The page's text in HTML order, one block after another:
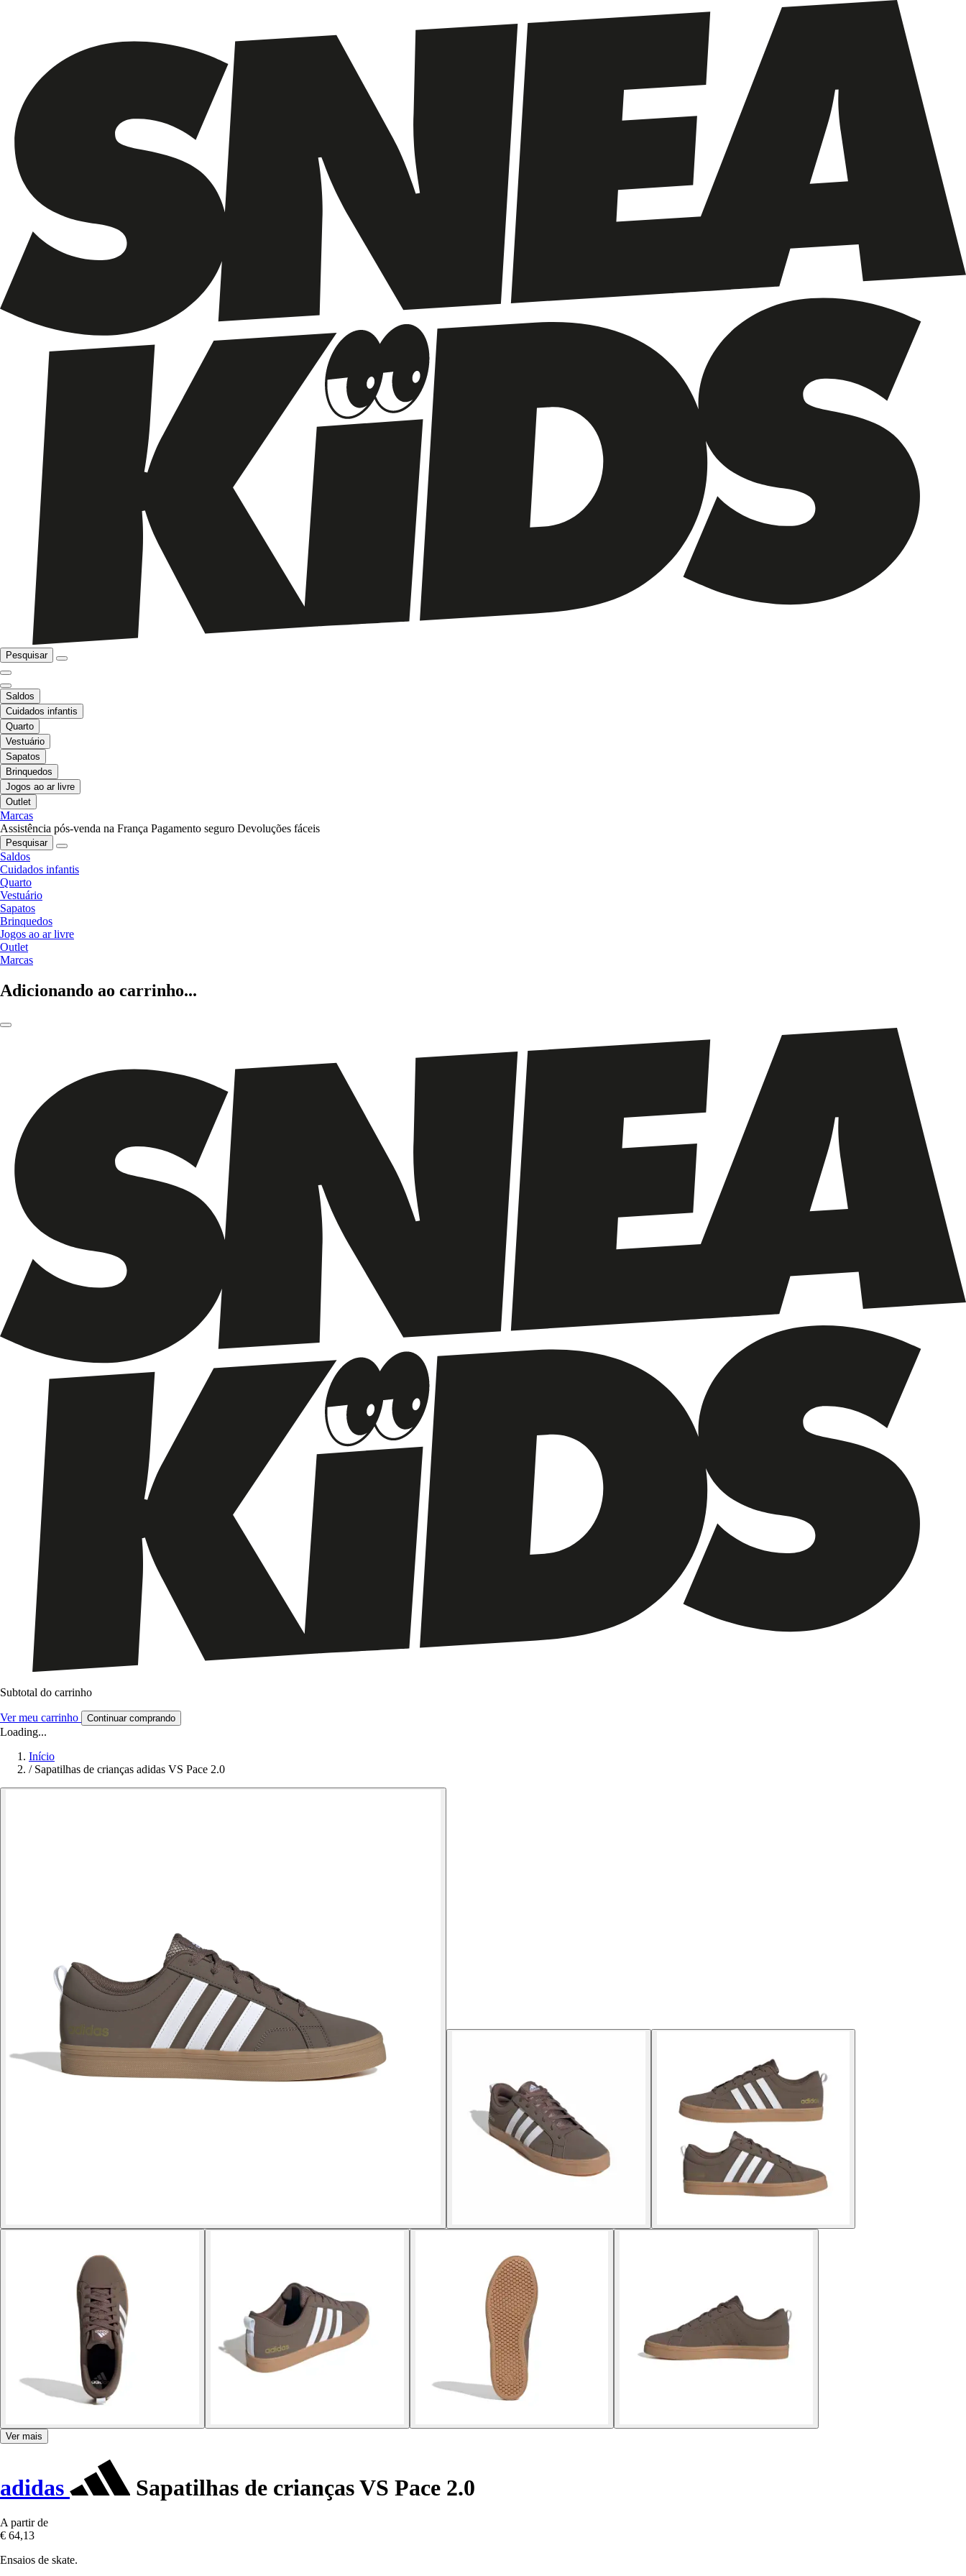
Pesquisar
Saldos
Cuidados infantis
Quarto
Vestuário
Sapatos
Brinquedos
Jogos ao ar livre
Outlet
Marcas
Assistência pós-venda na França Pagamento seguro Devoluções fáceis
Pesquisar
Saldos
Cuidados infantis
Quarto
Vestuário
Sapatos
Brinquedos
Jogos ao ar livre
Outlet
Marcas
Adicionando ao carrinho...
Subtotal do carrinho
Ver meu carrinho Continuar comprando
Loading...
Início
/ Sapatilhas de crianças adidas VS Pace 2.0
Ver mais
adidas Sapatilhas de crianças VS Pace 2.0
A partir de
€ 64,13
Ensaios de skate.